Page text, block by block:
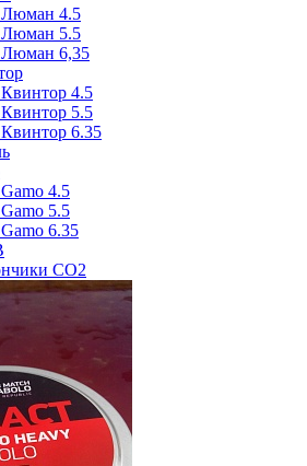
4.5
5.5
6,35
4.5
5.5
6.35
4.5
5.5
6.35
CO2